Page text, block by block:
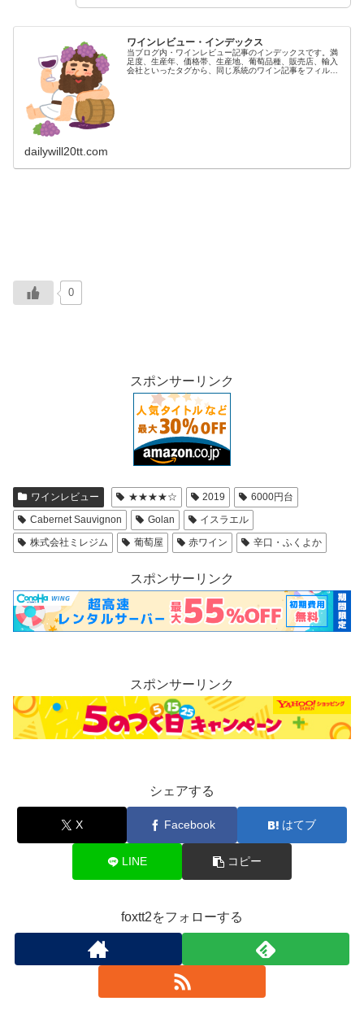
ワインレビュー・インデックス
当ブログ内・ワインレビュー記事のインデックスです。満
足度、生産年、価格帯、生産地、葡萄品種、販売店、輸入
会社といったタグから、同じ系統のワイン記事をフィルタ
dailywill20tt.com
0
スポンサーリンク
ワインレビュー ★★★★☆ 2019
6000円台
Cabernet Sauvignon
Golan
イスラエル
株式会社ミレジム
葡萄屋 赤ワイン 辛口・ふくよか
スポンサーリンク
スポンサーリンク
シェアする
X Facebook はてブ
LINE コピー
foxtt2をフォローする